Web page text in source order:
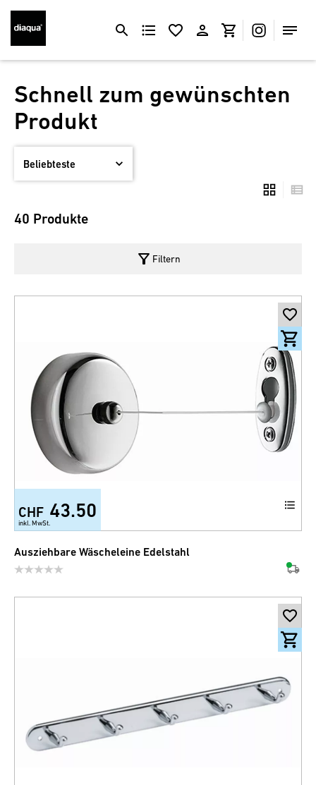
Schnell zum gewünschten
Produkt
40 Produkte
filter_alt Filtern
CHF 43.50
inkl. MwSt.
Ausziehbare Wäscheleine Edelstahl